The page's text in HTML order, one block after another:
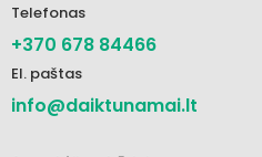
Telefonas
+370 678 84466
El. paštas
info@daiktunamai.lt